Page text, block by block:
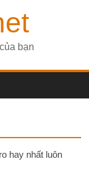
bạn
hay nhất luôn